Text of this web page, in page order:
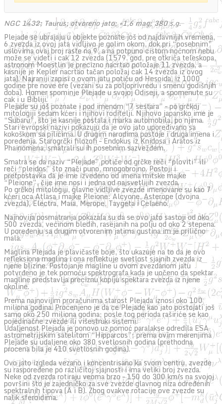
NGC 1432; Taurus; otvoreno jato; +1,6 mag; 380 s.g.
Plejade se ubrajaju u objekte poznate još od najdavnijih vremena,
6 zvezda iz ovoj jata vidljivo je golim okom, dok pri “posebnim”
uslovima ovaj broj raste na 9, a na potpuno cistom noćnom nebu
može se videti i cak 12 zvezda (1579. god, pre otkrića teleskopa,
astronom Moestlin je precizno nacrtao položaje 11 zvezda, a
kasnije je Kepler nacrtao tačan položaj cak 14 zvezda iz ovog
jata). Najraniji zapisi o ovom jatu potiču od Hesoida, iz 1000
godine pre nove ere (vezani su za poljoprivredu i smenu godišnjih
doba). Homer spominje Plejade u svojoj Odiseji, a spomenute su
cak i u Bibliji.
Plejade su još poznate i pod imenom “7 sestara” – po grčkoj
mitologiji sedam kćeri i njihovi roditelji. Njihovo japansko ime je
“Subaru”, što je kasnije postala i marka automobila, po njima.
Stari evropski nazivi pokazuju da je ovo jato upoređivano sa
kokoškom sa pilićima. U drugim narodima postoje i druga imena i
poređenja. Starogrčki filozofi – Endokus iz Knidosa i Aratos iz
Phainomena, smatrali su ih posebnim sazvežđem.
Smatra se da naziv “Plejade” potiče od grčke reči “ploviti” ili
reči “pleidos” što znači puno, mnogobrojno. Postoji i
pretpostavka da je ime izvedeno od imena mitske majke
“Pleione”, čije ime nosi i jedna od najsvetlijih zvezda.
Po grčkoj mitologiji, glavne vidljive zvezde imenovane su kao 7
kćeri oca Atlasa i majke Pleione: Alcyone, Asterope (dvojna
zvezda), Electra, Maia, Merope, Taygeta i Celaeno.
Najnovija posmatranja pokazala su da se ovo jato sastoji od oko
500 zvezda, većinom bledih, rasejanih na polju od oko 2 stepena.
U poređenju sa drugim otvorenim jatima gustina im je prilično
mala.
Maglina Plejada je plavičaste boje, što ukazuje na to da je ovo
refleksiona maglina i ona reflektuje svetlost sjajnih zvezda iz
njene blizine. Postojanje magline u ovom zvezdanom jatu
potvrđeno je tek pomoću spektrografa kada je uočeno da spektar
magline predstavlja preciznu kopiju spektara zvezda iz njene
okoline.
Prema najnovijim proračunima starost Plejada iznosi oko 100
miliona godina. Procenjeno je da ce Plejade kao jato postojati još
samo oko 250 miliona godina; posle tog perioda raširiće se kao
pojedinačne zvezde ili višestruki sistemi.
Udaljenost Plejada je ponovo uz pomoć paralakse odredila ESA
astrometrijskim satelitom “Hipparcos”; prema ovim merenjima
Plejade su udaljene oko 380 svetlosnih godina (prethodna
procena bila je 410 svetlosnih godina).
Ovo jato izgleda vezano i koncentrisano ka svom centru, zvezde
su raspoređene po različitoj sjajnosti i ima veliki broj zvezda.
Neke od zvezda rotiraju veoma brzo – 150 do 300 km/s na svojoj
površini što je zajedničko za sve zvezde glavnog niza određenih
spektralnih tipova (A i B). Zbog ovakve rotacije ove zvezde su
nalik sferoidima.